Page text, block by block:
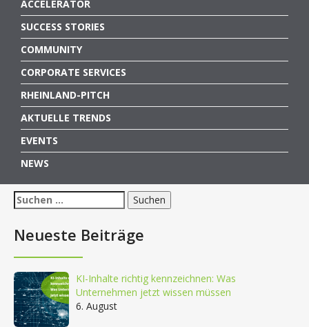
ACCELERATOR
SUCCESS STORIES
COMMUNITY
CORPORATE SERVICES
RHEINLAND-PITCH
AKTUELLE TRENDS
EVENTS
NEWS
Suchen
nach:
Neueste Beiträge
KI-Inhalte richtig kennzeichnen: Was
Unternehmen jetzt wissen müssen
6. August